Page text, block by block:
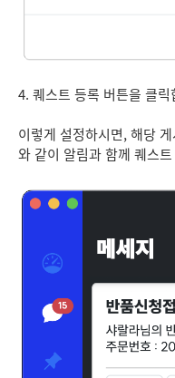
4. 퀘스트 등록 버튼을 클릭
이렇게 설정하시면, 해당
와 같이 알림과 함께 퀘스